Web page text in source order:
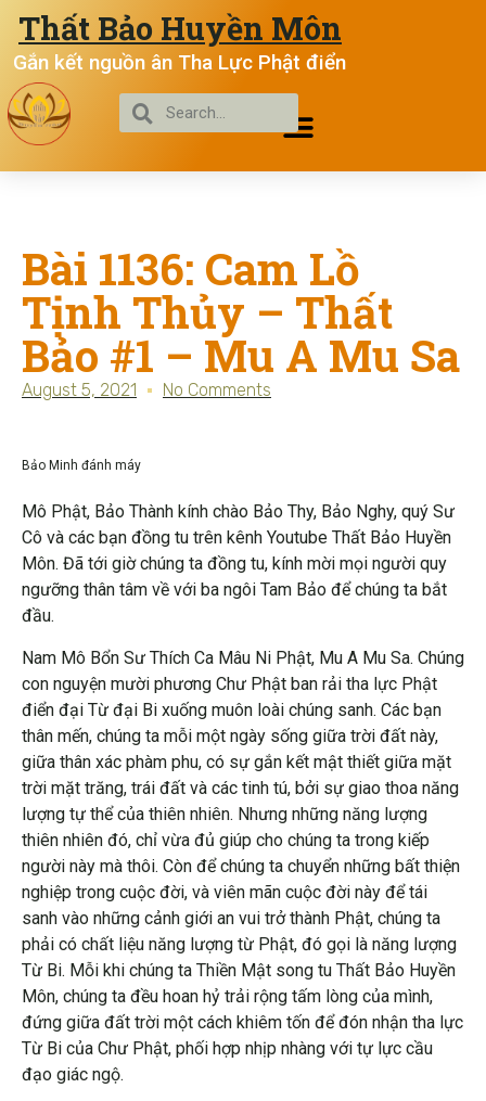
Thất Bảo Huyền Môn
Gắn kết nguồn ân Tha Lực Phật điển
Bài 1136: Cam Lồ
Tịnh Thủy – Thất
Bảo #1 – Mu A Mu Sa
August 5, 2021 No Comments
Bảo Minh đánh máy
Mô Phật, Bảo Thành kính chào Bảo Thy, Bảo Nghy, quý Sư
Cô và các bạn đồng tu trên kênh Youtube Thất Bảo Huyền
Môn. Đã tới giờ chúng ta đồng tu, kính mời mọi người quy
ngưỡng thân tâm về với ba ngôi Tam Bảo để chúng ta bắt
đầu.
Nam Mô Bổn Sư Thích Ca Mâu Ni Phật, Mu A Mu Sa. Chúng
con nguyện mười phương Chư Phật ban rải tha lực Phật
điển đại Từ đại Bi xuống muôn loài chúng sanh. Các bạn
thân mến, chúng ta mỗi một ngày sống giữa trời đất này,
giữa thân xác phàm phu, có sự gắn kết mật thiết giữa mặt
trời mặt trăng, trái đất và các tinh tú, bởi sự giao thoa năng
lượng tự thể của thiên nhiên. Nhưng những năng lượng
thiên nhiên đó, chỉ vừa đủ giúp cho chúng ta trong kiếp
người này mà thôi. Còn để chúng ta chuyển những bất thiện
nghiệp trong cuộc đời, và viên mãn cuộc đời này để tái
sanh vào những cảnh giới an vui trở thành Phật, chúng ta
phải có chất liệu năng lượng từ Phật, đó gọi là năng lượng
Từ Bi. Mỗi khi chúng ta Thiền Mật song tu Thất Bảo Huyền
Môn, chúng ta đều hoan hỷ trải rộng tấm lòng của mình,
đứng giữa đất trời một cách khiêm tốn để đón nhận tha lực
Từ Bi của Chư Phật, phối hợp nhịp nhàng với tự lực cầu
đạo giác ngộ.